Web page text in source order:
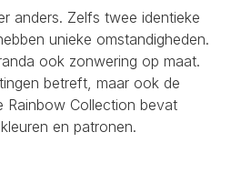
anders. Zelfs twee identieke
unieke omstandigheden.
ook zonwering op maat.
betreft, maar ook de
Rainbow Collection bevat
en patronen.